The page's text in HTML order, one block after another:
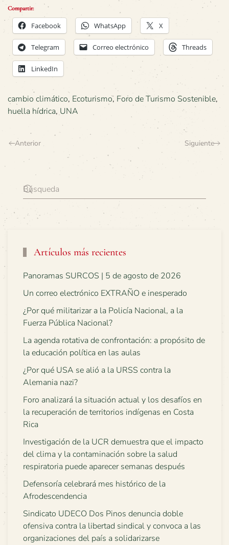
Compartir:
Facebook WhatsApp X
Telegram Correo electrónico Threads
LinkedIn
cambio climático, Ecoturismo, Foro de Turismo Sostenible,
huella hídrica, UNA
Anterior Siguiente
Artículos más recientes
Panoramas SURCOS | 5 de agosto de 2026
Un correo electrónico EXTRAÑO e inesperado
¿Por qué militarizar a la Policía Nacional, a la
Fuerza Pública Nacional?
La agenda rotativa de confrontación: a propósito de
la educación política en las aulas
¿Por qué USA se alió a la URSS contra la
Alemania nazi?
Foro analizará la situación actual y los desafíos en
la recuperación de territorios indígenas en Costa
Rica
Investigación de la UCR demuestra que el impacto
del clima y la contaminación sobre la salud
respiratoria puede aparecer semanas después
Defensoría celebrará mes histórico de la
Afrodescendencia
Sindicato UDECO Dos Pinos denuncia doble
ofensiva contra la libertad sindical y convoca a las
organizaciones del país a solidarizarse